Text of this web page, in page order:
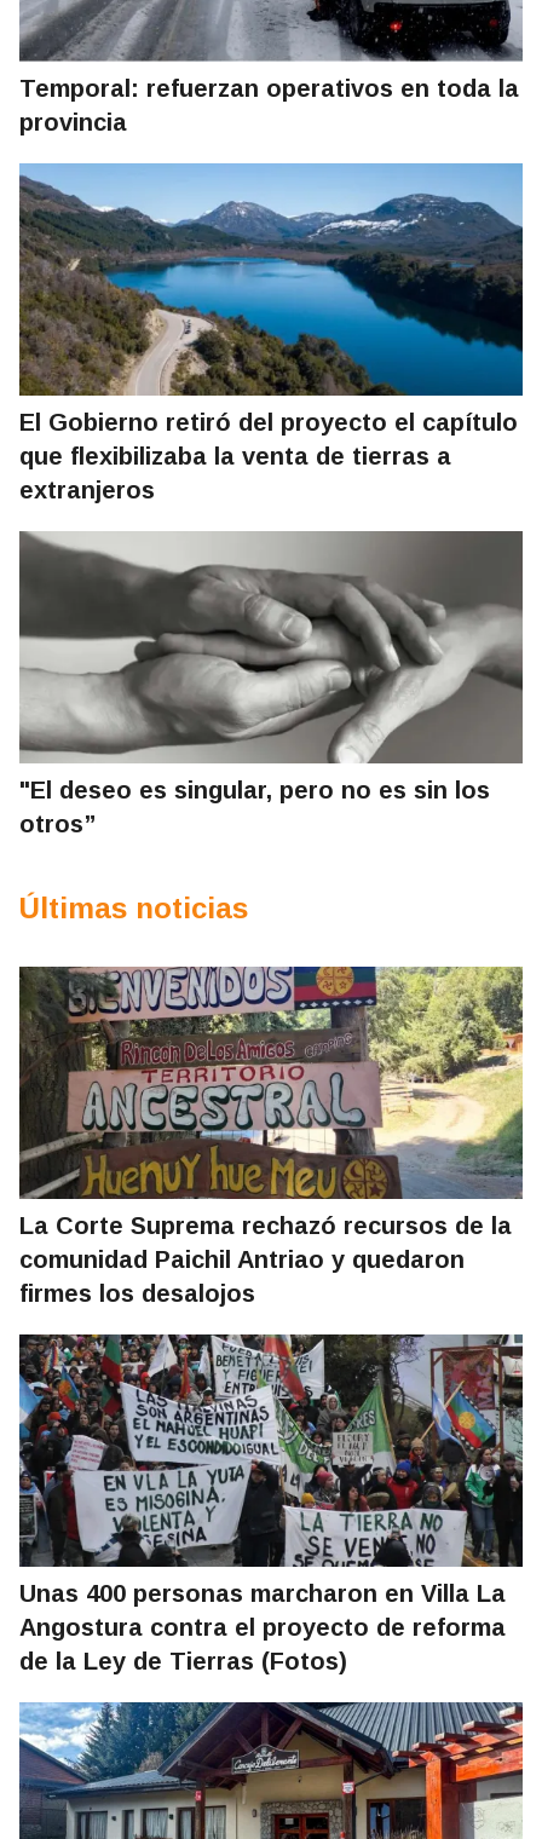
Temporal: refuerzan operativos en toda la
provincia
El Gobierno retiró del proyecto el capítulo
que flexibilizaba la venta de tierras a
extranjeros
"El deseo es singular, pero no es sin los
otros”
Últimas noticias
La Corte Suprema rechazó recursos de la
comunidad Paichil Antriao y quedaron
firmes los desalojos
Unas 400 personas marcharon en Villa La
Angostura contra el proyecto de reforma
de la Ley de Tierras (Fotos)